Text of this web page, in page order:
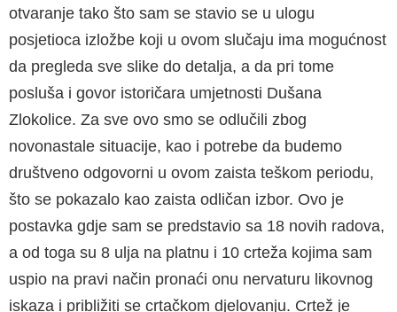
otvaranje tako što sam se stavio se u ulogu
posjetioca izložbe koji u ovom slučaju ima mogućnost
da pregleda sve slike do detalja, a da pri tome
posluša i govor istoričara umjetnosti Dušana
Zlokolice. Za sve ovo smo se odlučili zbog
novonastale situacije, kao i potrebe da budemo
društveno odgovor­ni u ovom zaista teškom periodu,
što se poka­zalo kao zaista odličan izbor. Ovo je
postavka gdje sam se predstavio sa 18 novih radova,
a od toga su 8 ulja na platnu i 10 crteža kojima sam
uspio na pravi način pronaći onu nervatu­ru likovnog
iskaza i približiti se crtačkom dje­lovanju. Crtež je